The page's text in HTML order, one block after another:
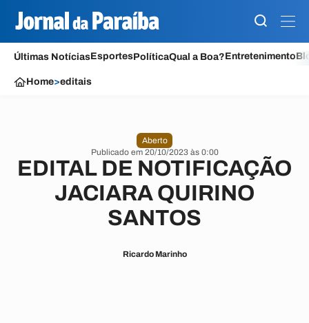
Últimas NotíciasEsportesPolíticaQual a Boa?Entretenimento
Home>editais
Aberto
Publicado em 20/10/2023 às 0:00
EDITAL DE NOTIFICAÇÃO
JACIARA QUIRINO
SANTOS
Ricardo Marinho